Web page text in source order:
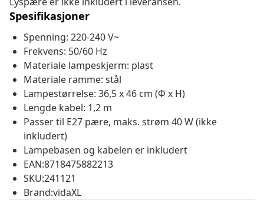
Spesifikasjoner
Spenning: 220-240 V~
Frekvens: 50/60 Hz
Materiale lampeskjerm: plast
Materiale ramme: stål
Lampestørrelse: 36,5 x 46 cm (Φ x H)
Lengde kabel: 1,2 m
Passer til E27 pære, maks. strøm 40 W (ikke
inkludert)
Lampebasen og kabelen er inkludert
EAN:8718475882213
SKU:241121
Brand:vidaXL